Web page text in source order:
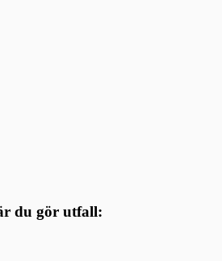
du gör utfall: